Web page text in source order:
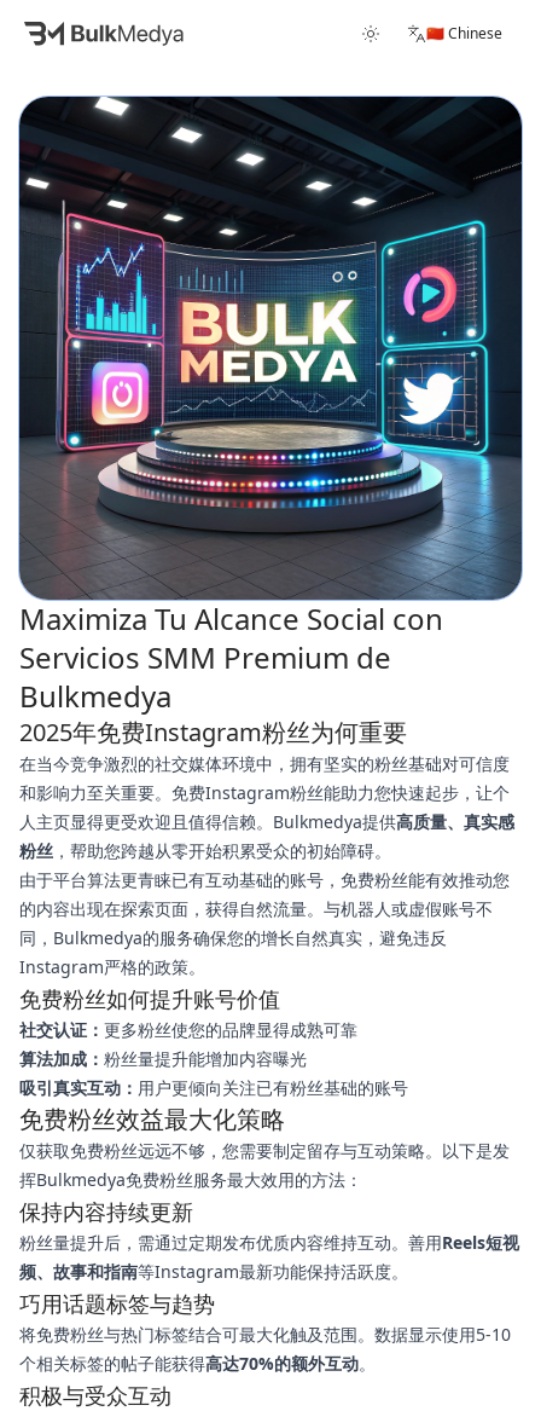
🇨🇳 Chinese
Maximiza Tu Alcance Social con
Servicios SMM Premium de
Bulkmedya
2025年免费Instagram粉丝为何重要
在当今竞争激烈的社交媒体环境中，拥有坚实的粉丝基础对可信度
和影响力至关重要。免费Instagram粉丝能助力您快速起步，让个
人主页显得更受欢迎且值得信赖。Bulkmedya提供高质量、真实感
粉丝 ，帮助您跨越从零开始积累受众的初始障碍。
由于平台算法更青睐已有互动基础的账号，免费粉丝能有效推动您
的内容出现在探索页面，获得自然流量。与机器人或虚假账号不
同，Bulkmedya的服务确保您的增长自然真实，避免违反
Instagram严格的政策。
免费粉丝如何提升账号价值
社交认证： 更多粉丝使您的品牌显得成熟可靠
算法加成： 粉丝量提升能增加内容曝光
吸引真实互动： 用户更倾向关注已有粉丝基础的账号
免费粉丝效益最大化策略
仅获取免费粉丝远远不够，您需要制定留存与互动策略。以下是发
挥Bulkmedya免费粉丝服务最大效用的方法：
保持内容持续更新
粉丝量提升后，需通过定期发布优质内容维持互动。善用Reels短视
频、故事和指南等Instagram最新功能保持活跃度。
巧用话题标签与趋势
将免费粉丝与热门标签结合可最大化触及范围。数据显示使用5-10
个相关标签的帖子能获得高达70%的额外互动。
积极与受众互动